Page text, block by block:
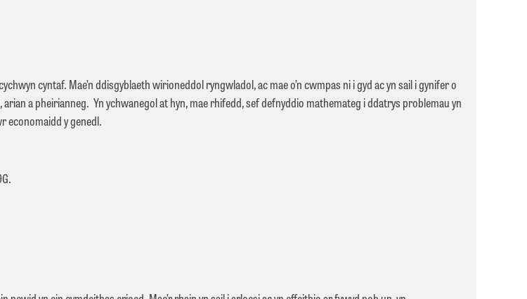
cyntaf. Mae’n ddisgyblaeth wirioneddol ryngwladol, ac mae o’n cwmpas ni i gyd ac yn sail i gynifer o
a pheirianneg. Yn ychwanegol at hyn, mae rhifedd, sef defnyddio mathemateg i ddatrys problemau yn
economaidd y genedl.